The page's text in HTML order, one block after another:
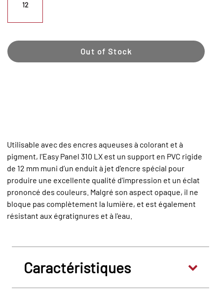
12
Out of Stock
Utilisable avec des encres aqueuses à colorant et à
pigment, l'Easy Panel 310 LX est un support en PVC rigide
de 12 mm muni d’un enduit à jet d'encre spécial pour
produire une excellente qualité d'impression et un éclat
prononcé des couleurs. Malgré son aspect opaque, il ne
bloque pas complètement la lumière, et est également
résistant aux égratignures et à l'eau.
Caractéristiques